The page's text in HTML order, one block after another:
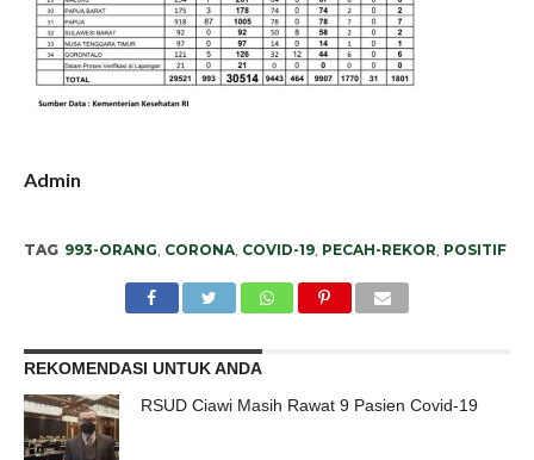
Admin
TAG 993-ORANG, CORONA, COVID-19, PECAH-REKOR, POSITIF
REKOMENDASI UNTUK ANDA
RSUD Ciawi Masih Rawat 9 Pasien Covid-19